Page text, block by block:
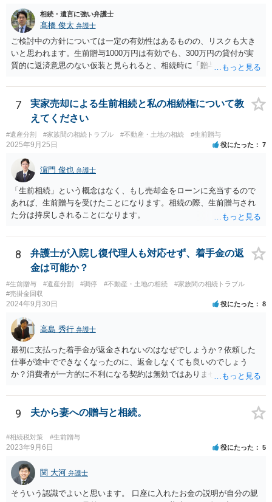
相続・遺言に強い弁護士
髙橋 俊太 弁護士
ご検討中の方針については一定の有効性はあるものの、リスクも大き
いと思われます。生前贈与1000万円は有効でも、300万円の貸付が実
質的に返済意思のない仮装と見られると、相続時に「贈与」と評価さ
法として考えられるものとしては、 ①信託（家族信託・目的信託） 財
産を信託口に移し、受託者（信頼できる友人や専門職）に管理させ、
・生存中はあなたの生活費・介護費に優先充当 ・残余を友人や慈善団
体へ と使途を厳格に指定。相続ではなく信託帰属になるため、子の関
与を大きく排除できます。 ②遺言＋生命保険の組合せ 生活資金は手元
に残し、余剰資金で受取人を友人・団体にした保険を活用。保険金は
相続財産とは別枠で、遺留分対策にも有効と思われます。 ③負担付死
因贈与 「介護・見守り等を条件に、死亡時に財産を渡す」契約。条件
不履行なら無効にでき、老後の安心を担保できます。 ④ 寄附予約＋解
除条件 慈善団体への寄附を予約しつつ、資金不足時は解除できる条項
を設定。 などがあり得るかと思われます。
7
実家売却による生前相続と私の相続権について教
えてください
#遺産分割 #家族間の相続トラブル #不動産・土地の相続 #生前贈与
2025年9月25日 役にたった 7
濵門 俊也 弁護士
「生前相続」という概念はなく、もし売却金をローンに充当するので
あれば、生前贈与を受けたことになります。相続の際、生前贈与され
た分は持戻しされることになります。
8
弁護士が入院し復代理人も対応せず、着手金の返
金は可能か？
#生前贈与 #遺産分割 #調停 #不動産・土地の相続
#家族間の相続トラブル
#売掛金回収
2024年9月30日 役にたった 8
高島 秀行 弁護士
最初に支払った着手金が返金されないのはなぜでしょうか？依頼した
仕事が途中でできなくなったのに、返金しなくても良いのでしょう
か？消費者が一方的に不利になる契約は無効ではありませんか？
務があると思います。 倒れた弁護士が所属する弁護士会に相談さ
れた方がよいと思います。 倒れた弁護士は脳梗塞で倒れたようで
すが、 判断能力があり、復代理を倒れた弁護士の判断で復代理を
選任したのか 即ち、復代理人の選任は有効なのかという問題もあ
ると思います。
9 夫から妻への贈与と相続。
#相続税対策 #生前贈与
2023年9月6日 役にたった 5
関 大河 弁護士
そういう認識でよいと思います。 口座に入れたお金の説明が自分の親